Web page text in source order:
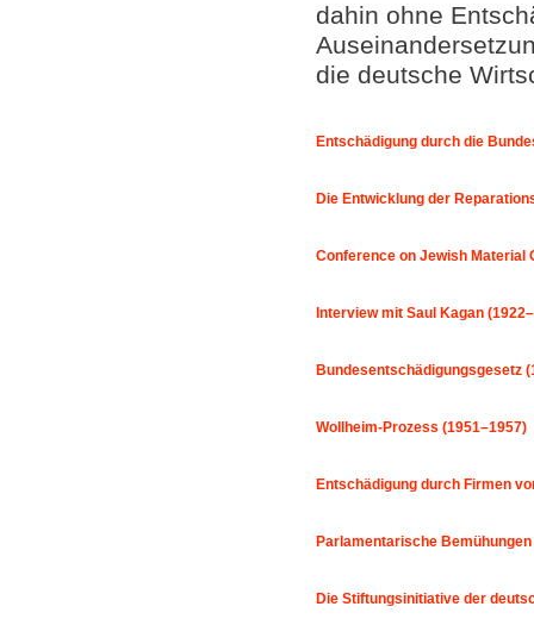
dahin ohne
die deutsche
Entschädigung durch die
Die Entwicklung der
Conference on Jewish Material
Interview mit Saul Kagan
Bundesentschädigungsgesetz
Wollheim-Prozess (1951–1957)
Entschädigung durch Firmen
Parlamentarische
Die Stiftungsinitiative der